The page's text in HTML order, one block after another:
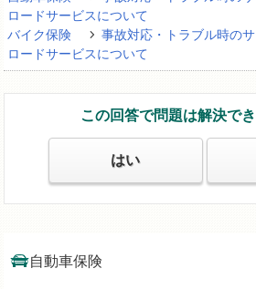
ロードサービスについて
バイク保険
事故対応・トラブル時の
ロードサービスについて
この回答で問題は解決で
はい
自動車保険